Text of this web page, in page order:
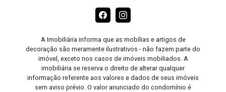
A Imobiliária informa que as mobílias e artigos de
decoração são meramente ilustrativos - não fazem parte do
imóvel, exceto nos casos de imóveis mobiliados. A
imobiliária se reserva o direito de alterar qualquer
informação referente aos valores e dados de seus imóveis
sem aviso prévio. O valor anunciado do condomínio é